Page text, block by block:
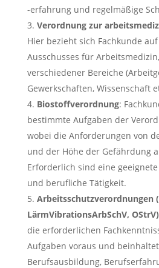
-erfahrung und regelmäßige
Verordnung zur
Hier bezieht sich Fachkunde
Ausschusses für
verschiedener Bereiche
Gewerkschaften, Wissenschaft
Biostoffverordnung:
bestimmte Aufgaben der
wobei die Anforderungen von
und der Höhe der Gefährdung
Erforderlich sind eine
und berufliche Tätigkeit.
Arbeitsschutzverordnungen
LärmVibrationsArbSchV, OStrV)
die erforderlichen
Aufgaben voraus und
Berufsausbildung,